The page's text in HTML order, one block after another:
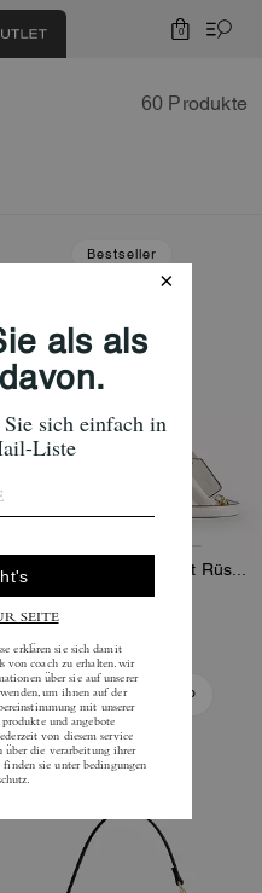
0
60 Produkte
Bestseller
319 € 495 €
In Den Warenkorb